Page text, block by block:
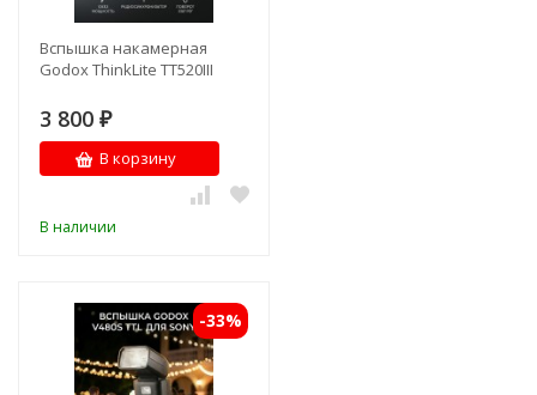
Вспышка накамерная
Godox ThinkLite TT520III
3 800 ₽
В корзину
В наличии
-33%